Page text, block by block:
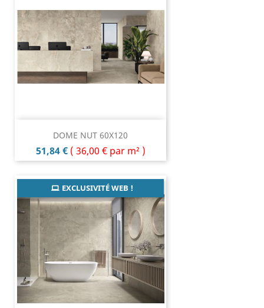
DOME NUT 60X120
Prix
51,84 € ( 36,00 € par m² )
EXCLUSIVITÉ WEB !